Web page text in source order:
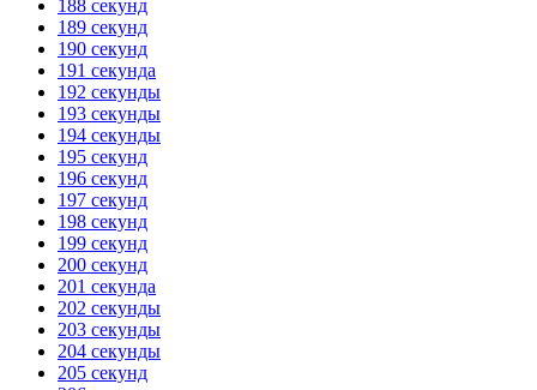
188 секунд
189 секунд
190 секунд
191 секунда
192 секунды
193 секунды
194 секунды
195 секунд
196 секунд
197 секунд
198 секунд
199 секунд
200 секунд
201 секунда
202 секунды
203 секунды
204 секунды
205 секунд